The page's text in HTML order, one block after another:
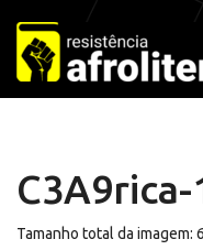
Pular
para
o
conteúdo
C3A9rica-
Tamanho total da imagem: